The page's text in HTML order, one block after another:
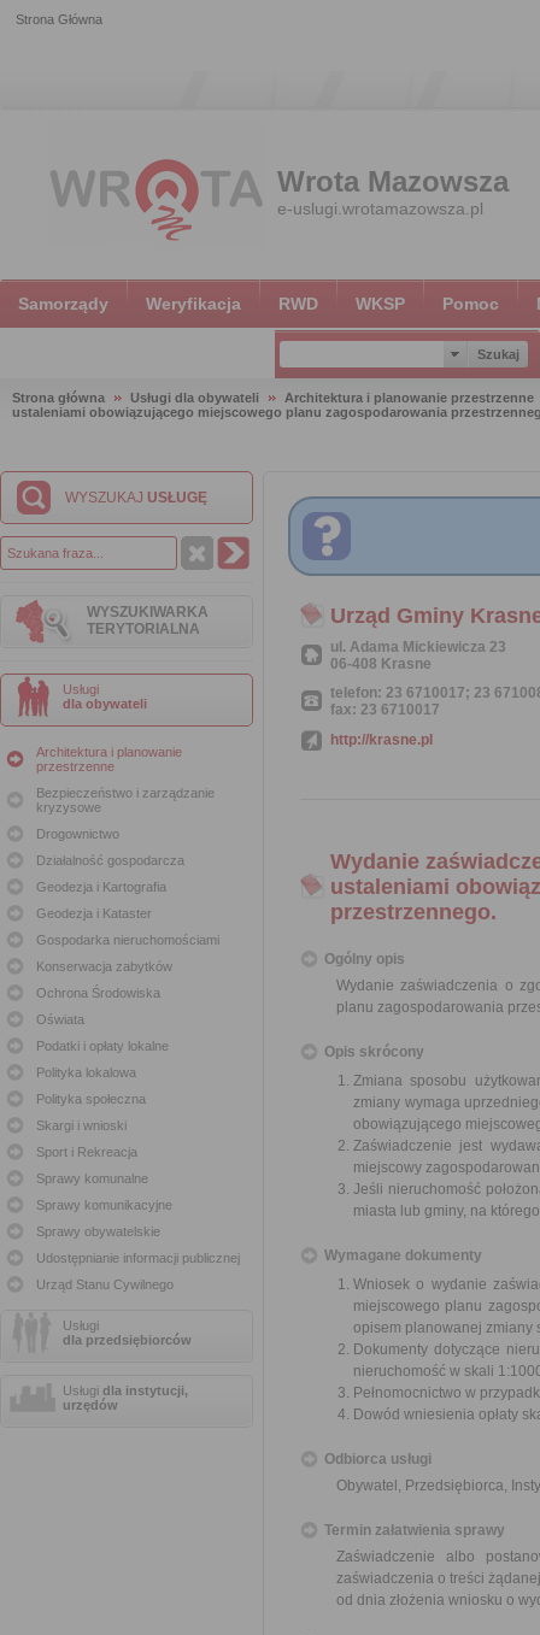
Strona Główna
Wrota Mazowsza
e-uslugi.wrotamazowsza.pl
Samorządy Weryfikacja RWD WKSP Pomoc
Strona główna Usługi dla obywateli
Architektura i planowanie przestrzenne
ustaleniami obowiązującego miejscowego planu zagospodarowania
WYSZUKAJ USŁUGĘ
WYSZUKIWARKA
TERYTORIALNA
Usługi
dla obywateli
Architektura i planowanie
przestrzenne
Bezpieczeństwo i zarządzanie
kryzysowe
Drogownictwo
Działalność gospodarcza
Geodezja i Kartografia
Geodezja i Kataster
Gospodarka nieruchomościami
Konserwacja zabytków
Ochrona Środowiska
Oświata
Podatki i opłaty lokalne
Polityka lokalowa
Polityka społeczna
Skargi i wnioski
Sport i Rekreacja
Sprawy komunalne
Sprawy komunikacyjne
Sprawy obywatelskie
Udostępnianie informacji publicznej
Urząd Stanu Cywilnego
Usługi
dla przedsiębiorców
Usługi dla instytucji,
urzędów
Urząd Gminy
ul. Adama Mickiewicza 23
06-408 Krasne
telefon: 23 6710017; 23
fax: 23 6710017
http://krasne.pl
Wydanie
ustaleniami
przestrzennego.
Ogólny opis
Wydanie zaświadczenia o
planu zagospodarowania
Opis skrócony
Zmiana sposobu
zmiany wymaga
obowiązującego
Zaświadczenie jest
miejscowy
Jeśli nieruchomość
miasta lub gminy, na
Wymagane dokumenty
Wniosek o wydanie
miejscowego planu
opisem planowanej zmiany
Dokumenty dotyczące
nieruchomość w skali
Pełnomocnictwo w
Dowód wniesienia opłaty
Odbiorca usługi
Obywatel, Przedsiębiorca,
Termin załatwienia sprawy
Zaświadczenie albo
zaświadczenia o treści
od dnia złożenia wniosku o